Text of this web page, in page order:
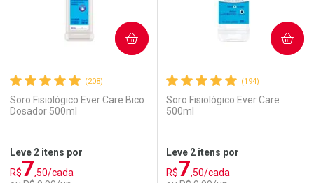
(208)
Soro Fisiológico Ever Care Bico
Dosador 500ml
Leve 2 itens por
R$7,50/cada
COMPRAR
(194)
Soro Fisiológico Ever Care
500ml
Leve 2 itens por
R$7,50/cada
COMPRAR